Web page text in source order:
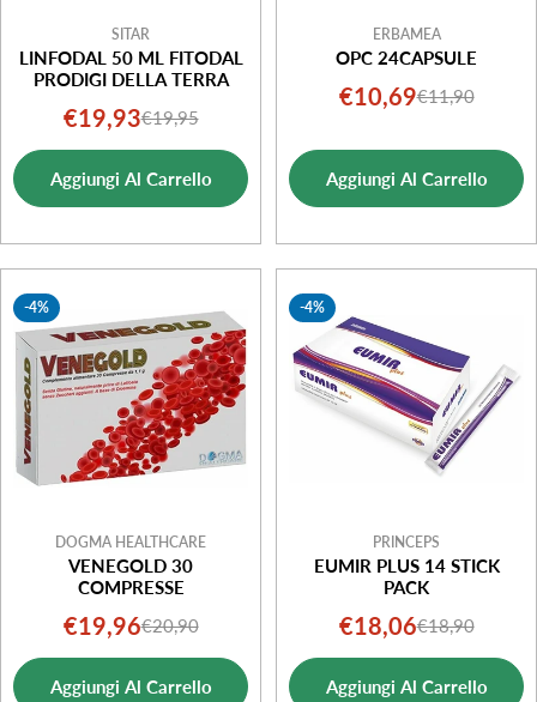
SITAR
LINFODAL 50 ML FITODAL
PRODIGI DELLA TERRA
Prezzo
di
vendita
€19,93Prezzo
normale
€19,95
Aggiungi Al Carrello
ERBAMEA
OPC 24CAPSULE
Prezzo
vendita
€10,69Prezzo
€11,90
Aggiungi Al Carrello
-4%
DOGMA HEALTHCARE
VENEGOLD 30
COMPRESSE
Prezzo
di
€19,96Prezzo
normale
€20,90
Aggiungi Al Carrello
-4%
PRINCEPS
EUMIR PLUS 14 STICK
PACK
Prezzo
di
€18,06Prezzo
normale
€18,90
Aggiungi Al Carrello